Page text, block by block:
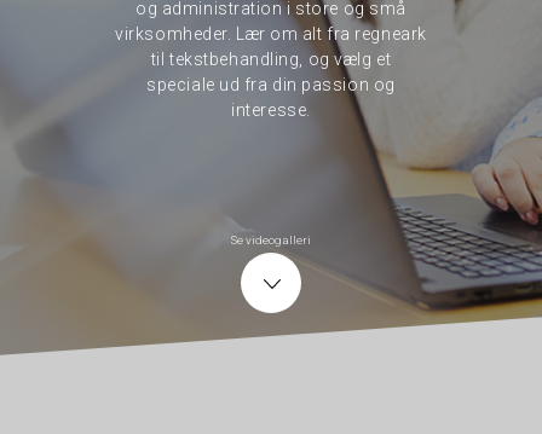
og administration i store og små
virksomheder. Lær om alt fra regneark
til tekstbehandling, og vælg et
speciale ud fra din passion og
interesse.
Se videogalleri